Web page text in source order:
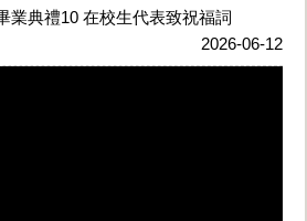
業典禮10 在校生代表致祝福詞
2026-06-12